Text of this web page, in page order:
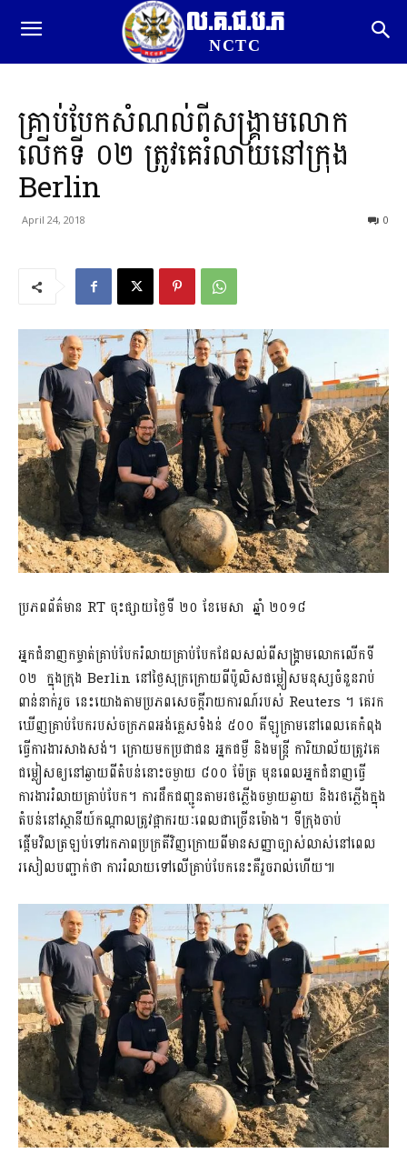
ល.គ.ជ.ប.ភ
NCTC
គ្រាប់បែកសំណល់ពីសង្គ្រាមលោក
លើកទី ០២ ត្រូវគេរំលាយនៅក្រុង
Berlin
April 24, 2018 0
ប្រភពព័ត៌មាន RT ចុះផ្សាយថ្ងៃទី ២០ ខែមេសា ឆ្នាំ ២០១៨
អ្នកជំនាញកម្ចាត់គ្រាប់បែករំលាយគ្រាប់បែកដែលសល់ពីសង្គ្រាមលោកលើកទី
០២ ក្នុងក្រុង Berlin នៅថ្ងៃសុក្រក្រោយពីប៉ូលិស​ជម្លៀសមនុស្ស​ចំនួនរាប់
ពាន់នាក់រួច នេះយោងតាមប្រភពសេចក្តីរាយការណ៍របស់ Reuters ។ គេរក
ឃើញគ្រាប់បែករបស់ចក្រភពអង់គ្លេសទំងន់ ៥០០ គីឡូក្រាមនៅពេលគេកំពុង
ធ្វើការងារសាងសង់។ ក្រោយមកប្រជាជន អ្នកជម្ងឺ និងមន្ត្រី ការិយាល័យត្រូវគេ
ជម្លៀសឲ្យនៅឆ្ងាយពីតំបន់នោះចម្ងាយ ៨០០​ ម៉ែត្រ មុនពេលអ្នកជំនាញធ្វើ
ការងាររំលាយគ្រាប់បែក។ ការដឹកជញ្ជូនតាមរថភ្លើងចម្ងាយឆ្ងាយ និងរថភ្លើងក្នុង
តំបន់នៅស្ថានីយ៍កណ្តាលត្រូវផ្អាករយៈពេលជាច្រើនម៉ោង។ ទីក្រុង​ចាប់
ផ្តើមវិលត្រឡប់ទៅរកភាពប្រក្រតីវិញក្រោយពីមានសញ្ញាច្បាស់លាស់នៅពេល
រសៀលបញ្ជាក់ថា ការរំលាយទៅលើគ្រាប់បែកនេះគឺរួចរាល់ហើយ៕